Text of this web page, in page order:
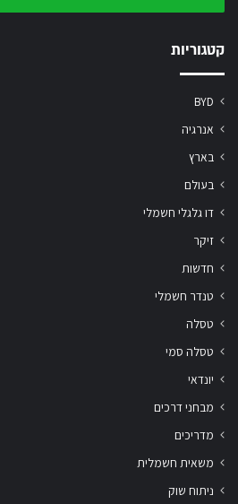
שלך
קטגוריות
BYD
אנרגיה
בארץ
בעולם
דו גלגלי חשמלי
זיקר
חדשות
טנדר חשמלי
טסלה
טסלה סמי
יונדאי
מבחני דרכים
מדריכים
משאית חשמלית
ניתוח שוק